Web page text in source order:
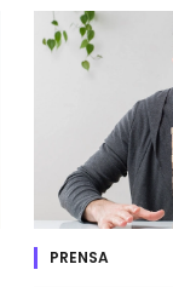
PRENSA